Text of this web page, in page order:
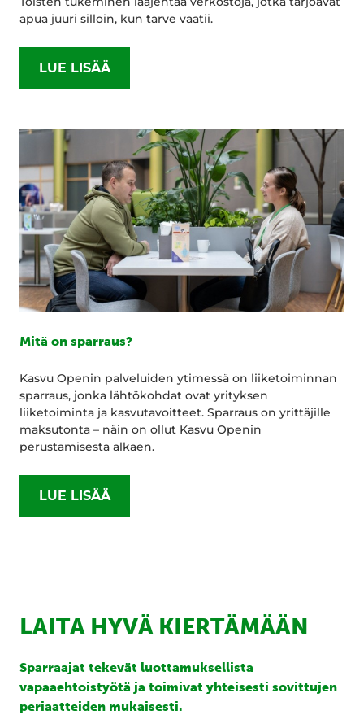
apua juuri silloin, kun tarve vaatii.
LUE LISÄÄ
Mitä on sparraus?
Kasvu Openin palveluiden ytimessä on liiketoiminnan
sparraus, jonka lähtökohdat ovat yrityksen
liiketoiminta ja kasvutavoitteet. Sparraus on yrittäjille
maksutonta – näin on ollut Kasvu Openin
perustamisesta alkaen.
LUE LISÄÄ
LAITA HYVÄ KIERTÄMÄÄN
Sparraajat tekevät luottamuksellista
vapaaehtoistyötä ja toimivat yhteisesti sovittujen
periaatteiden mukaisesti.